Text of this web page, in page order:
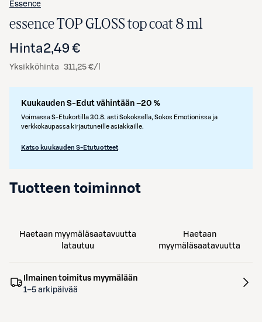
Essence
essence TOP GLOSS top coat 8 ml
Hinta2,49 €
Yksikköhinta 311,25 €/l
Kuukauden S-Edut vähintään –20 %
Voimassa S-Etukortilla 30.8. asti Sokoksella, Sokos Emotionissa ja
verkkokaupassa kirjautuneille asiakkaille.
Katso kuukauden S-Etutuotteet
Tuotteen toiminnot
Haetaan myymäläsaatavuutta
latautuu
Haetaan
myymäläsaatavuutta
Ilmainen toimitus myymälään
1–5 arkipäivää